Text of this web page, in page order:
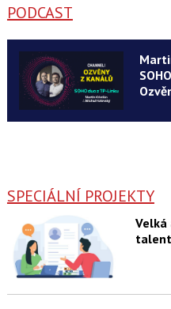
PODCAST
SPECIÁLNÍ PROJEKTY
Velká